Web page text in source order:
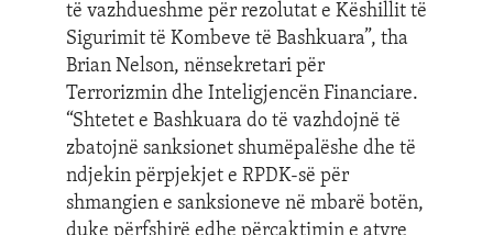
të vazhdueshme për rezolutat e Këshillit të
Sigurimit të Kombeve të Bashkuara”, tha
Brian Nelson, nënsekretari për
Terrorizmin dhe Inteligjencën Financiare.
“Shtetet e Bashkuara do të vazhdojnë të
zbatojnë sanksionet shumëpalëshe dhe të
ndjekin përpjekjet e RPDK-së për
shmangien e sanksioneve në mbarë botën,